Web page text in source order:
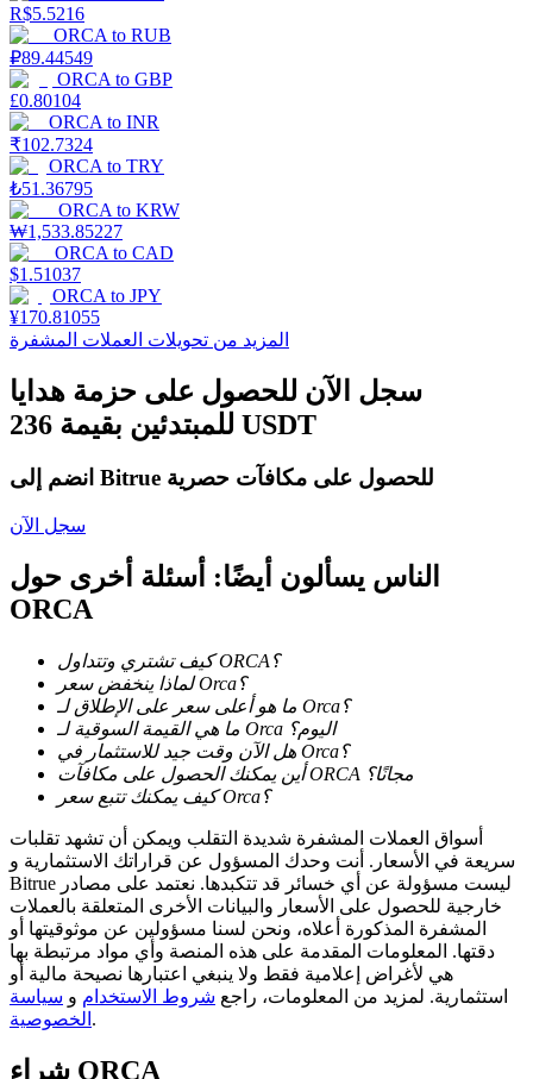
التوقيع المساحي
عوائد عالية والوصول الفوري
Launchpool
الرهان المرن لكسب العملات الرقمية الشهيرة
عمليات احتجاز BTR
استثمارات حصرية لحاملي BTR
القروض
خدمة الاقتراض المدعومة بالعملات المشفرة
R$5.5216
ORCA to RUB
₽89.44549
ORCA to GBP
£0.80104
ORCA to INR
₹102.7324
ORCA to TRY
₺51.36795
ORCA to KRW
₩1,533.85227
ORCA to CAD
$1.51037
ORCA to JPY
¥170.81055
المزيد من تحويلات العملات المشفرة
سجل الآن للحصول على حزمة هدايا
للمبتدئين بقيمة 236 USDT
انضم إلى Bitrue للحصول على مكافآت حصرية
سجل الآن
الناس يسألون أيضًا: أسئلة أخرى حول
ORCA
كيف تشتري وتتداول ORCA؟
لماذا ينخفض سعر Orca؟
ما هو أعلى سعر على الإطلاق لـ Orca؟
ما هي القيمة السوقية لـ Orca اليوم؟
هل الآن وقت جيد للاستثمار في Orca؟
أين يمكنك الحصول على مكافآت ORCA مجانًا؟
كيف يمكنك تتبع سعر Orca؟
أسواق العملات المشفرة شديدة التقلب ويمكن أن تشهد تقلبات
سريعة في الأسعار. أنت وحدك المسؤول عن قراراتك الاستثمارية و
Bitrue ليست مسؤولة عن أي خسائر قد تتكبدها. نعتمد على مصادر
خارجية للحصول على الأسعار والبيانات الأخرى المتعلقة بالعملات
المشفرة المذكورة أعلاه، ونحن لسنا مسؤولين عن موثوقيتها أو
دقتها. المعلومات المقدمة على هذه المنصة وأي مواد مرتبطة بها
هي لأغراض إعلامية فقط ولا ينبغي اعتبارها نصيحة مالية أو
استثمارية. لمزيد من المعلومات، راجع شروط الاستخدام و سياسة
الخصوصية .
شراء ORCA